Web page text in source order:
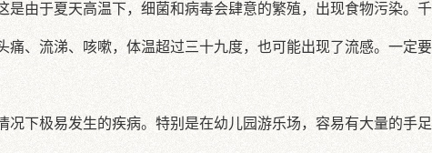
由于夏天高温下，细菌和病毒会肆意的繁殖，出现食物污染。
、流涕、咳嗽，体温超过三十九度，也可能出现了流感。一定
下极易发生的疾病。特别是在幼儿园游乐场，容易有大量的手